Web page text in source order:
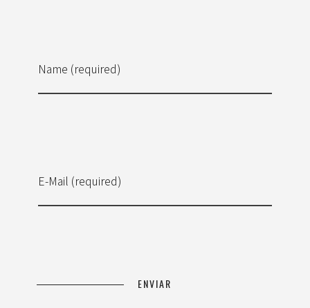
Name (required)
E-Mail (required)